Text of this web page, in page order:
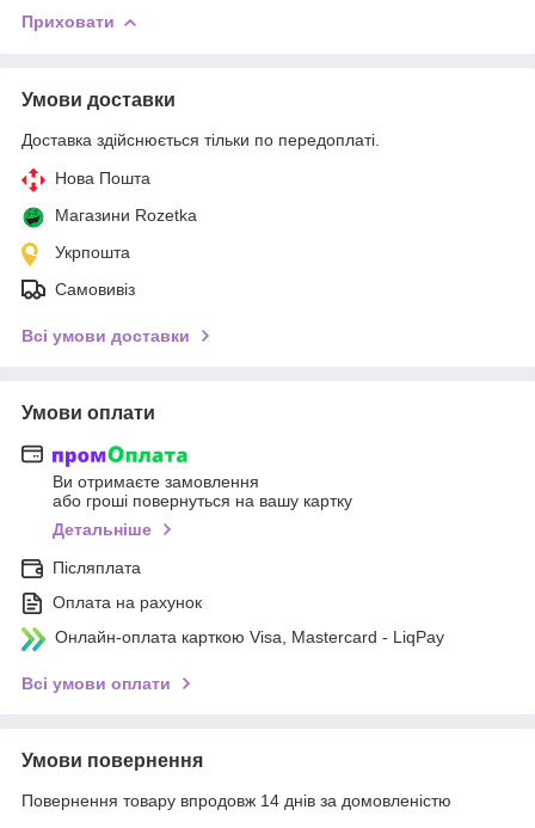
Приховати
Умови доставки
Доставка здійснюється тільки по передоплаті.
Нова Пошта
Магазини Rozetka
Укрпошта
Самовивіз
Всі умови доставки
Умови оплати
Ви отримаєте замовлення
або гроші повернуться на вашу картку
Детальніше
Післяплата
Оплата на рахунок
Онлайн-оплата карткою Visa, Mastercard - LiqPay
Всі умови оплати
Умови повернення
Повернення товару впродовж 14 днів за домовленістю